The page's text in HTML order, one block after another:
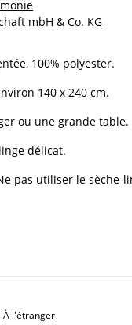
mbH & Co. KG
100% polyester.
140 x 240 cm.
ou une grande table.
délicat.
pas utiliser le sèche-
À l'étranger